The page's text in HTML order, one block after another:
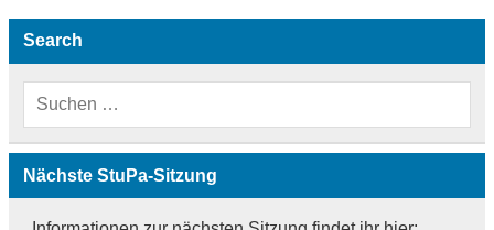
Search
Nächste StuPa-Sitzung